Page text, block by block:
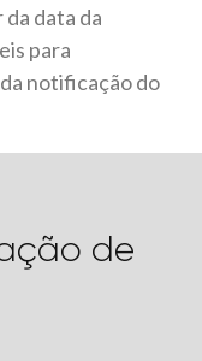
data da
para
notificação do
de